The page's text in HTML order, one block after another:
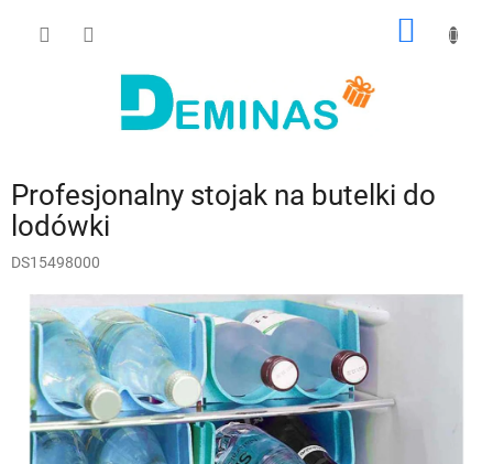
Profesjonalny stojak na butelki do
lodówki
DS15498000